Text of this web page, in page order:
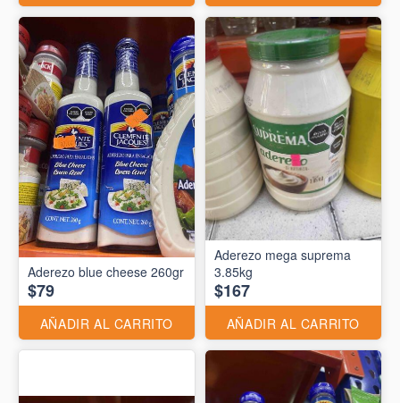
Aderezo blue cheese 260gr
$79
AÑADIR AL CARRITO
Aderezo mega suprema
3.85kg
$167
AÑADIR AL CARRITO